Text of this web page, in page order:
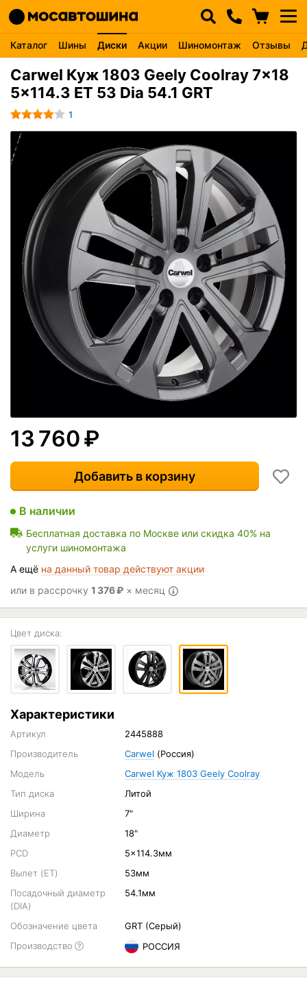
Каталог Шины Диски Акции Шиномонтаж Отзывы
Carwel Куж 1803 Geely Coolray 7x18
5x114.3 ET 53 Dia 54.1 GRT
1
13 760₽
Добавить в корзину
В наличии
Бесплатная доставка по Москве или скидка 40% на
услуги шиномонтажа
А ещё на данный товар действуют акции
или в рассрочку 1 376₽ × месяц
Цвет диска:
Характеристики
Артикул
2445888
Производитель
Carwel (Россия)
Модель
Carwel Куж 1803 Geely Coolray
Тип диска
Литой
Ширина
7"
Диаметр
18"
PCD
5x114.3мм
Вылет (ET)
53мм
Посадочный диаметр
(DIA)
54.1мм
Обозначение цвета
GRT (Серый)
Производство
РОССИЯ